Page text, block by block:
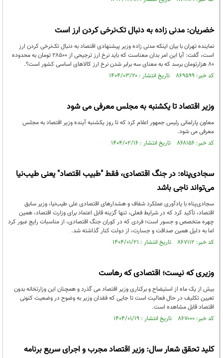
خضریان: مدنی زاده به دنبال تک‌نرخی کردن ارز است
نماینده تهران با بیان اینکه مدنی زاده وزیر پیشنهادی اقتصاد به دنبال تک‌نرخی کردن ارز
است، گفت: آیا این امر بدان معناست که باید نرخ ارز ترجیحی از ۲۸۵۰۰ تومان به محدوده
۸۰ هزارتومان برسد که به معنای سه برابر شدن نرخ ارز کالاهای اساسی کشور است؟.
کد خبر: ۸۶۹۵۹۹ تاریخ انتشار : ۱۴۰۴/۰۳/۲۰
وزیر اقتصاد تا یکشنبه به مجلس معرفی می شود
معاون پارلمانی رئیس جمهور اعلام کرد که تا روز یکشنبه آینده وزیر اقتصاد به مجلس
معرفی می شود.
کد خبر: ۸۶۸۱۵۶ تاریخ انتشار : ۱۴۰۴/۰۲/۱۶
سجادی‌پناه: در جنگ اقتصادی، فقط "طبیب اقتصاد" یعنی طیب‌نیا
می‌تواند ناجی باشد
سجادی‌پناه با یادآوری عملکرد شفاف و هشدارهای اقتصادی علی طیب‌نیا، وزیر سابق
اقتصاد، تأکید کرد که در شرایط فعلی، تنها گزینه قابل اعتماد برای وزارت اقتصاد، همین
چهره متخصص و جسور است؛ فردی که در کوران جنگ اقتصادی، از مناسبات رایج عبور کرد
اما به دلیل همین صداقت و جسارت، از دولت کنار گذاشته شد.
کد خبر: ۸۶۷۱۱۲ تاریخ انتشار : ۱۴۰۴/۰۱/۲۱
وزیری که نیست؛ اقتصادی که رهاست
بیش از یک ماه از استیضاح و برکناری وزیر اقتصاد می گذرد و همچنان این وزارتخانه بدون
تعیین تکلیف در حال فعالیت است تا جایی که فقدان وزیر به وضوح در وضعیت کنونی
اقتصاد قابل مشاهده است.
کد خبر: ۸۶۷۰۰۰ تاریخ انتشار : ۱۴۰۴/۰۱/۱۹
کلید تحقق شعار سال: وزیر اقتصاد مجرب و اجرای سریع برنامه